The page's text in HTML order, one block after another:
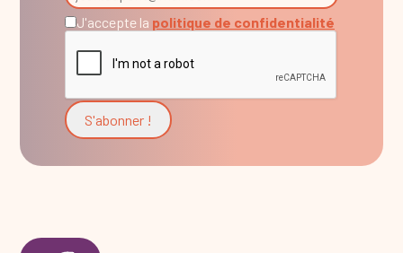
J'accepte la politique de confidentialité